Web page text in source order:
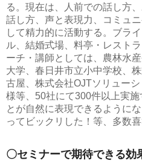
る。現在は、人前での話し方
話し方、声と表現力、コミュ
して精力的に活動する。ブラ
ル、結婚式場、料亭・レスト
ーチ・講師としては、農林水
大学、春日井市立小中学校、
古屋、株式会社OJTソリュー
様等、50社にて300件以上実
とが自然に表現できるように
ってビックリした！等、多数
〇セミナーで期待できる効